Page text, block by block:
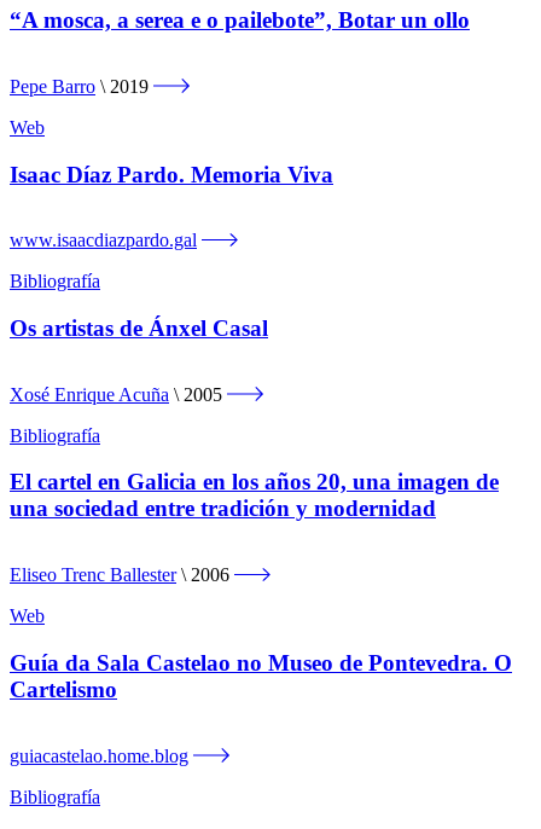
“A mosca, a serea e o pailebote”, Botar un ollo
Pepe Barro
2019
Web
Isaac Díaz Pardo. Memoria Viva
www.isaacdiazpardo.gal
Bibliografía
Os artistas de Ánxel Casal
Xosé Enrique Acuña
2005
Bibliografía
El cartel en Galicia en los años 20, una imagen de
una sociedad entre tradición y modernidad
Eliseo Trenc Ballester
2006
Web
Guía da Sala Castelao no Museo de Pontevedra. O
Cartelismo
guiacastelao.home.blog
Bibliografía